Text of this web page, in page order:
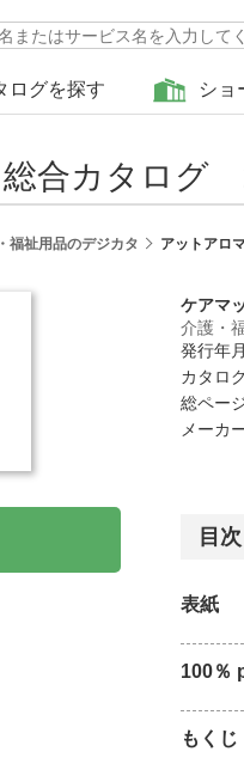
ログを探す ショ
合カタログ
福祉用品のデジカタ アットアロ
ケアマ
介護・
発行年
カタロ
総ペー
メーカ
目次
表紙
100％
もくじ